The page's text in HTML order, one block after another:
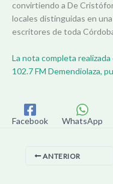
convirtiendo a De
locales distinguidas en
escritores de toda
La nota completa
102.7 FM Demendiolaza,
Facebook WhatsApp
ANTERIOR